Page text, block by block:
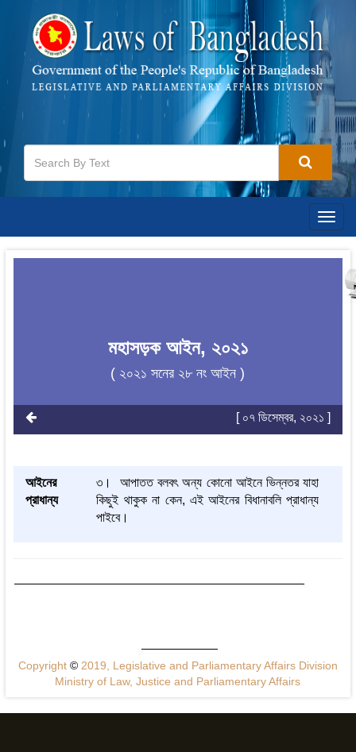
মহাসড়ক আইন, ২০২১
( ২০২১ সনের ২৮ নং আইন )
[ ০৭ ডিসেম্বর, ২০২১ ]
আইনের
প্রাধান্য
৩। আপাতত বলবৎ অন্য কোনো আইনে ভিন্নতর যাহা
কিছুই থাকুক না কেন, এই আইনের বিধানাবলি প্রাধান্য
পাইবে।
Copyright ©2019, Legislative and Parliamentary Affairs Division
Ministry of Law, Justice and Parliamentary Affairs